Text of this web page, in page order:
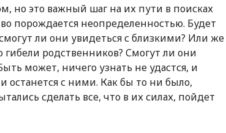
но это важный шаг на их пути в поисках
порождается неопределенностью. Будет
ли они увидеться с близкими? Или же
гибели родственников? Смогут ли они
может, ничего узнать не удастся, и
останется с ними. Как бы то ни было,
сделать все, что в их силах, пойдет